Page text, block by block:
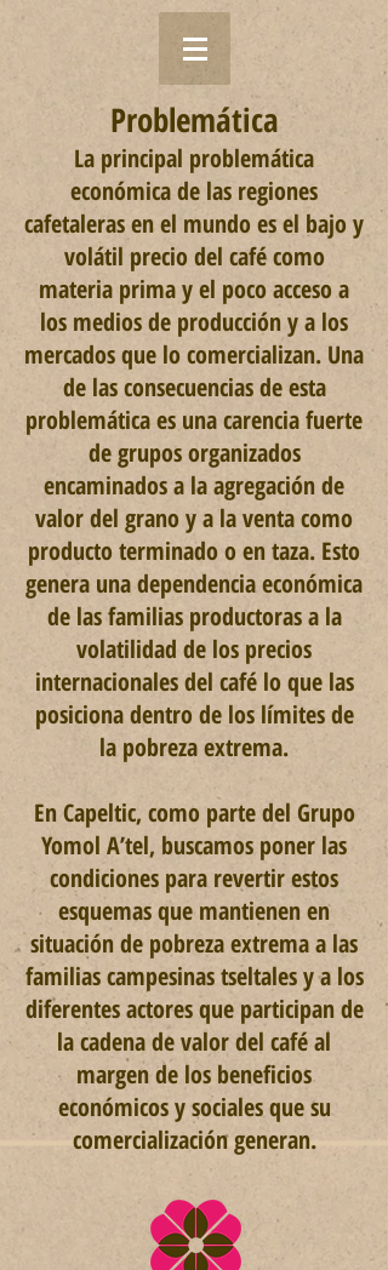
Problemática
La principal problemática
económica de las regiones
cafetaleras en el mundo es el bajo y
volátil precio del café como
materia prima y el poco acceso a
los medios de producción y a los
mercados que lo comercializan. Una
de las consecuencias de esta
problemática es una carencia fuerte
de grupos organizados
encaminados a la agregación de
valor del grano y a la venta como
producto terminado o en taza. Esto
genera una dependencia económica
de las familias productoras a la
volatilidad de los precios
internacionales del café lo que las
posiciona dentro de los límites de
la pobreza extrema.
En Capeltic, como parte del Grupo
Yomol A’tel, buscamos poner las
condiciones para revertir estos
esquemas que mantienen en
situación de pobreza extrema a las
familias campesinas tseltales y a los
diferentes actores que participan de
la cadena de valor del café al
margen de los beneficios
económicos y sociales que su
comercialización generan.